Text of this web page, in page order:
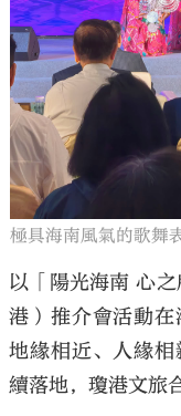
極具海南風氣的歌舞
以「陽光海南 心
港）推介會活動在
地緣相近、人緣
續落地，瓊港文旅